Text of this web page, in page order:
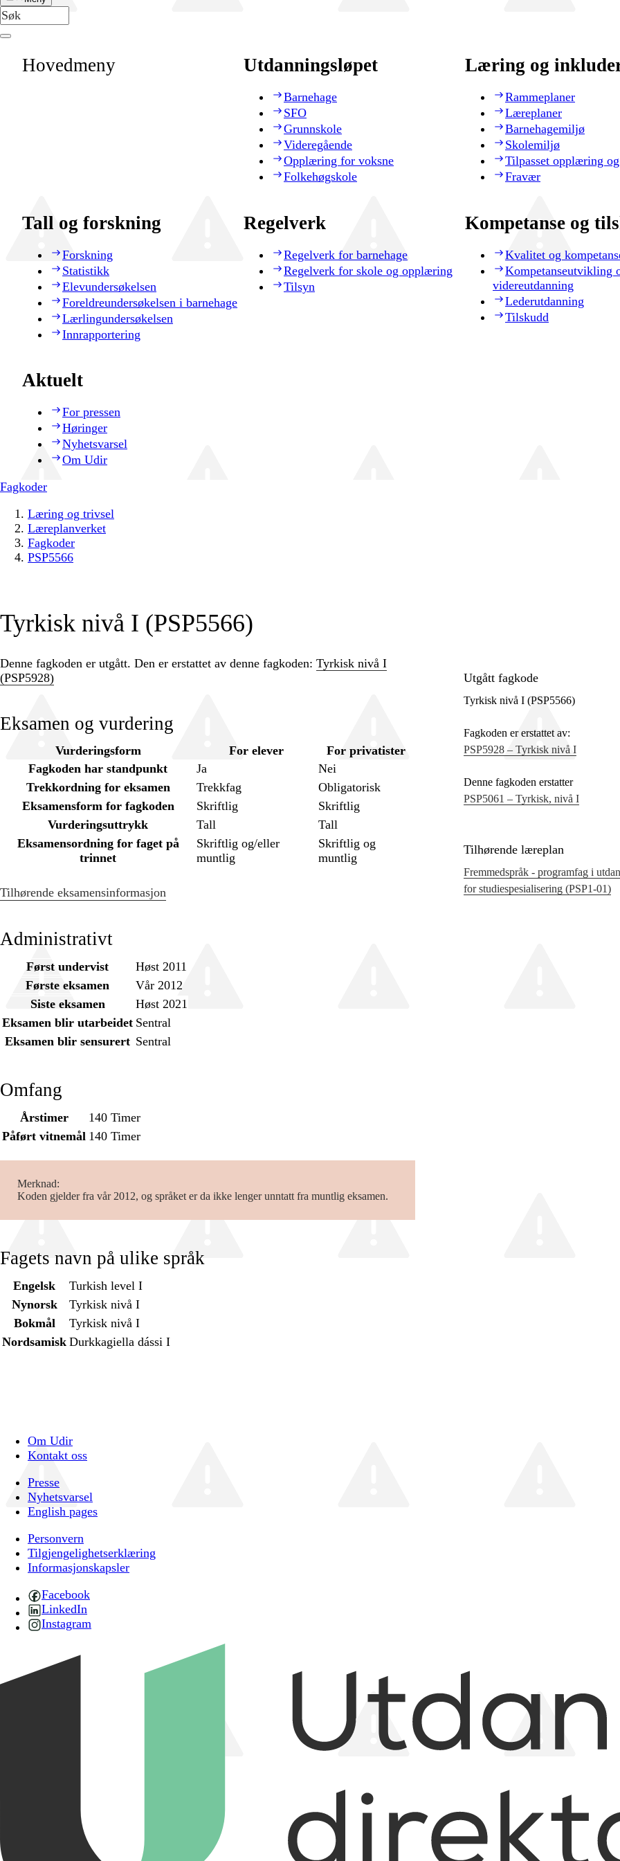
Hovedmeny Utdanningsløpet
Barnehage
SFO
Grunnskole
Videregående
Opplæring for voksne
Folkehøgskole
Læring og
Rammeplaner
Læreplaner
Barnehagemiljø
Skolemiljø
Tilpasset opplæring
Fravær
Tall og forskning
Forskning
Statistikk
Elevundersøkelsen
Foreldreundersøkelsen i barnehage
Lærlingundersøkelsen
Innrapportering
Regelverk
Regelverk for barnehage
Regelverk for skole og opplæring
Tilsyn
Kompetanse og
Kvalitet og
Kompetanseutvikling
videreutdanning
Lederutdanning
Tilskudd
Aktuelt
For pressen
Høringer
Nyhetsvarsel
Om Udir
Fagkoder
Læring og trivsel
Læreplanverket
Fagkoder
PSP5566
Tyrkisk nivå I (PSP5566)
Denne fagkoden er utgått. Den er erstattet av denne fagkoden: Tyrkisk nivå I
(PSP5928)
Eksamen og vurdering
Vurderingsform For elever
For privatister
Fagkoden har standpunkt
Ja
Nei
Trekkordning for eksamen
Trekkfag
Obligatorisk
Eksamensform for fagkoden
Skriftlig
Skriftlig
Vurderingsuttrykk
Tall
Tall
Eksamensordning for faget på
trinnet
Skriftlig og/eller
muntlig
Skriftlig og
muntlig
Tilhørende eksamensinformasjon
Administrativt
Først undervist
Høst 2011
Første eksamen
Vår 2012
Siste eksamen
Høst 2021
Eksamen blir utarbeidet Sentral
Eksamen blir sensurert Sentral
Omfang
Årstimer
140 Timer
Påført vitnemål 140 Timer
Merknad
Koden gjelder fra vår 2012, og språket er da ikke lenger unntatt fra muntlig eksamen.
Fagets navn på ulike språk
Engelsk
Turkish level I
Nynorsk
Tyrkisk nivå I
Bokmål
Tyrkisk nivå I
Nordsamisk Durkkagiella dássi I
Utgått fagkode
Tyrkisk nivå I (PSP5566)
Fagkoden er erstattet av:
PSP5928 – Tyrkisk nivå I
Denne fagkoden erstatter
PSP5061 – Tyrkisk, nivå I
Tilhørende læreplan
Fremmedspråk - programfag i
for studiespesialisering (PSP1‑01)
Om Udir
Kontakt oss
Presse
Nyhetsvarsel
English pages
Personvern
Tilgjengelighetserklæring
Informasjonskapsler
Facebook
LinkedIn
Instagram